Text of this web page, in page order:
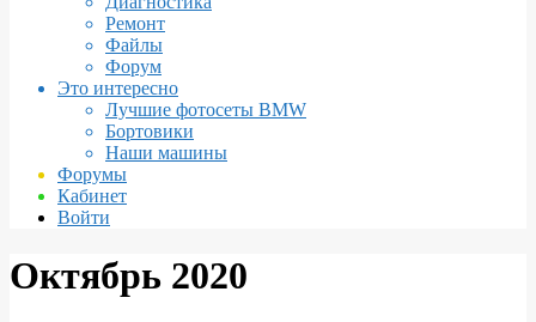
Ремонт
Файлы
Форум
Это интересно
Лучшие фотосеты BMW
Бортовики
Наши машины
Форумы
Кабинет
Войти
Октябрь 2020